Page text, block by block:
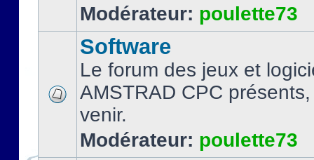
Modérateur: poulette73
Software
Le forum des jeux et
AMSTRAD CPC
venir.
Modérateur: poulette73